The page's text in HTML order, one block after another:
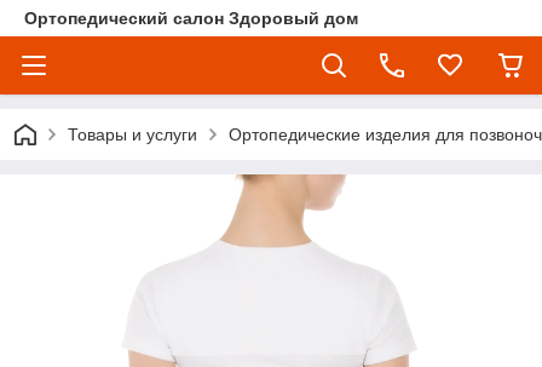
Ортопедический салон Здоровый дом
Товары и услуги Ортопедические изделия для